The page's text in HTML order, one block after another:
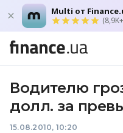
Multi от
Водителю
долл. за
15.08.2010, 10:20